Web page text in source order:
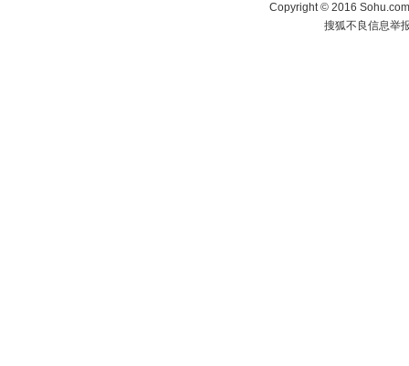
Copyright©2016
搜狐不良信息举